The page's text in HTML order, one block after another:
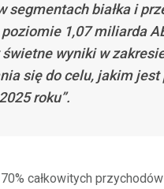
segmentach białka i
1,07 miliarda
wyniki w
się do celu, jakim jest
roku”.
całkowitych